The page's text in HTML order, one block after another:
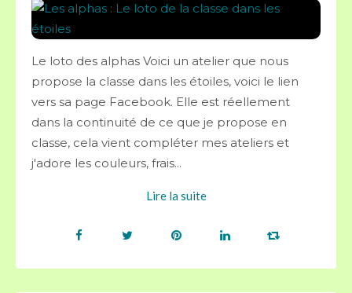
Le loto des alphas Voici un atelier que nous
propose la classe dans les étoiles, voici le lien
vers sa page Facebook. Elle est réellement
dans la continuité de ce que je propose en
classe, cela vient compléter mes ateliers et
j'adore les couleurs, frais...
Lire la suite